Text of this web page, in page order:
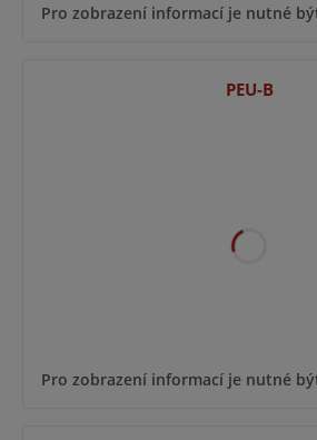
Pro zobrazení informací je nutné
PEU-B
Pro zobrazení informací je nutné